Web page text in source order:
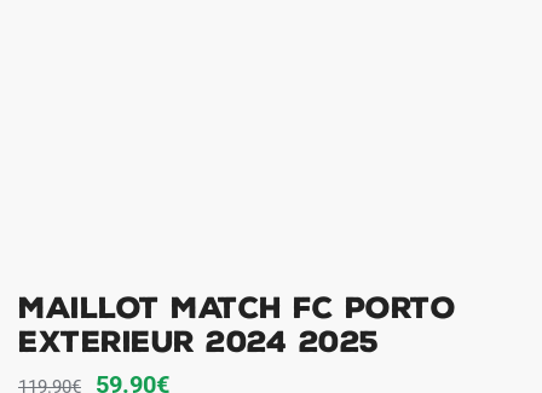
Maillot Match FC Porto
Exterieur 2024 2025
119.90€
Le
59.90€Le